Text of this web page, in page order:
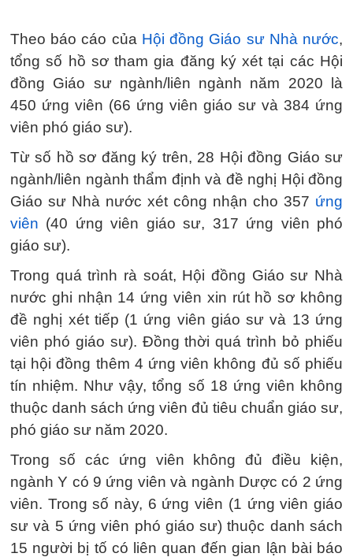
Theo báo cáo của Hội đồng Giáo sư Nhà nước,
tổng số hồ sơ tham gia đăng ký xét tại các Hội
đồng Giáo sư ngành/liên ngành năm 2020 là
450 ứng viên (66 ứng viên giáo sư và 384 ứng
viên phó giáo sư).
Từ số hồ sơ đăng ký trên, 28 Hội đồng Giáo sư
ngành/liên ngành thẩm định và đề nghị Hội đồng
Giáo sư Nhà nước xét công nhận cho 357 ứng
viên (40 ứng viên giáo sư, 317 ứng viên phó
giáo sư).
Trong quá trình rà soát, Hội đồng Giáo sư Nhà
nước ghi nhận 14 ứng viên xin rút hồ sơ không
đề nghị xét tiếp (1 ứng viên giáo sư và 13 ứng
viên phó giáo sư). Đồng thời quá trình bỏ phiếu
tại hội đồng thêm 4 ứng viên không đủ số phiếu
tín nhiệm. Như vậy, tổng số 18 ứng viên không
thuộc danh sách ứng viên đủ tiêu chuẩn giáo sư,
phó giáo sư năm 2020.
Trong số các ứng viên không đủ điều kiện,
ngành Y có 9 ứng viên và ngành Dược có 2 ứng
viên. Trong số này, 6 ứng viên (1 ứng viên giáo
sư và 5 ứng viên phó giáo sư) thuộc danh sách
15 người bị tố có liên quan đến gian lận bài báo